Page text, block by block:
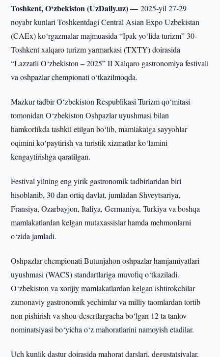
Toshkent, O‘zbekiston (UzDaily.uz) —2025-yil 27-29
noyabr kunlari Toshkentdagi Central Asian Expo Uzbekistan
(CAEx) ko‘rgazmalar majmuasida “Ipak yo‘lida turizm” 30-
Toshkent xalqaro turizm yarmarkasi (TXTY) doirasida
“Lazzatli O‘zbekiston – 2025” II Xalqaro gastronomiya festivali
va oshpazlar chempionati o‘tkazilmoqda.
Mazkur tadbir O‘zbekiston Respublikasi Turizm qo‘mitasi
tomonidan O‘zbekiston Oshpazlar uyushmasi bilan
hamkorlikda tashkil etilgan bo‘lib, mamlakatga sayyohlar
oqimini ko‘paytirish va turistik xizmatlar ko‘lamini
kengaytirishga qaratilgan.
Festival yilning eng yirik gastronomik tadbirlaridan biri
hisoblanib, 30 dan ortiq davlat, jumladan Shveytsariya,
Fransiya, Ozarbayjon, Italiya, Germaniya, Turkiya va boshqa
mamlakatlardan kelgan mutaxassislar hamda mehmonlarni
o‘zida jamladi.
Oshpazlar chempionati Butunjahon oshpazlar hamjamiyatlari
uyushmasi (WACS) standartlariga muvofiq o‘tkaziladi.
O‘zbekiston va xorijiy mamlakatlardan kelgan ishtirokchilar
zamonaviy gastronomik yechimlar va milliy taomlardan tortib
non pishirish va shou-desertlargacha bo‘lgan 12 ta tanlov
nominatsiyasi bo‘yicha o‘z mahoratlarini namoyish etadilar.
Uch kunlik dastur doirasida mahorat darslari, degustatsiyalar,